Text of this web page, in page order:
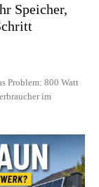
Speicher,
Problem: 800 Watt
im